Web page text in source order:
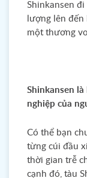
Shinkansen
lượng lên
một thương
Shinkansen
nghiệp của
Có thể bạn
từng cúi đầu
thời gian trễ
cạnh đó, tàu